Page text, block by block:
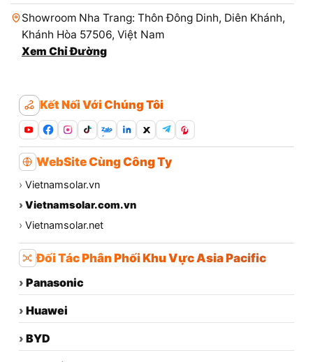
Showroom Nha Trang: Thôn Đông Dinh, Diên Khánh,
Khánh Hòa 57506, Việt Nam
Xem Chỉ Đường
Kết Nối Với Chúng Tôi
Zalo
WebSite Cùng Công Ty
› Vietnamsolar.vn
› Vietnamsolar.com.vn
› Vietnamsolar.net
Đối Tác Phân Phối Khu Vực Asia Pacific
› Panasonic
› Huawei
› BYD